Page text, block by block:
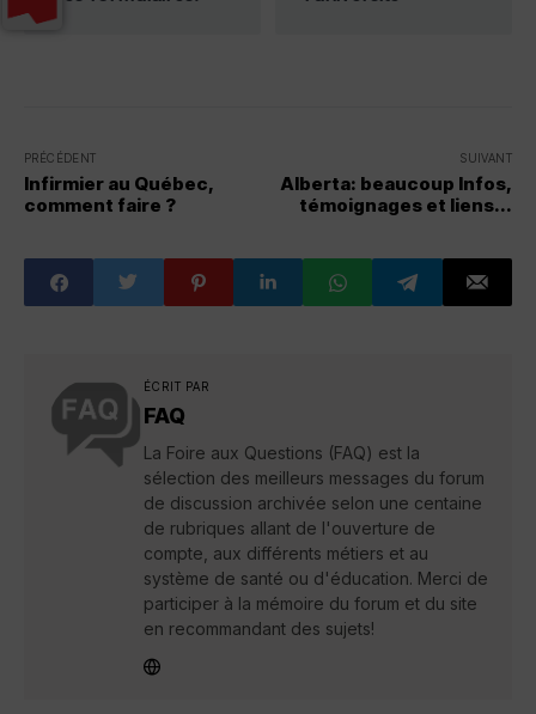
PRÉCÉDENT
Infirmier au Québec,
comment faire ?
SUIVANT
Alberta: beaucoup Infos,
témoignages et liens...
ÉCRIT PAR
FAQ
La Foire aux Questions (FAQ) est la
sélection des meilleurs messages du forum
de discussion archivée selon une centaine
de rubriques allant de l'ouverture de
compte, aux différents métiers et au
système de santé ou d'éducation. Merci de
participer à la mémoire du forum et du site
en recommandant des sujets!